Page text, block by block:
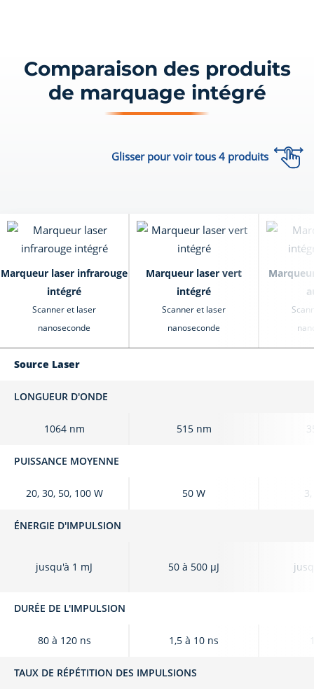
Comparaison des produits
de marquage intégré
Glisser pour voir tous 4 produits
Marqueur laser infrarouge
intégré
Marqueur laser vert
intégré
Scanner et laser
nanoseconde
Scanner et laser
nanoseconde
Source Laser
LONGUEUR D'ONDE
1064 nm 515 nm
PUISSANCE MOYENNE
20, 30, 50, 100 W 50 W
ÉNERGIE D'IMPULSION
jusqu'à 1 mJ 50 à 500 μJ
DURÉE DE L'IMPULSION
80 à 120 ns 1,5 à 10 ns
TAUX DE RÉPÉTITION DES IMPULSIONS